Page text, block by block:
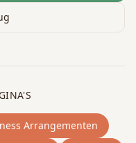
Arrangementen